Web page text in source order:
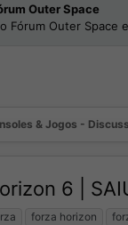
Outer Space
Fórum Outer
& Jogos -
6 |
forza horizon